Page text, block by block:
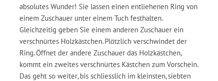
absolutes Wunder! Sie lassen einen entliehenen Ring von
einem Zuschauer unter einem Tuch festhalten.
Gleichzeitig geben Sie einem anderen Zuschauer ein
verschnürtes Holzkästchen. Plötzlich verschwindet der
Ring. Öffnet der andere Zuschauer das Holzkästchen,
kommt ein zweites verschnürtes Kästchen zum Vorschein.
Das geht so weiter, bis schliesslich im kleinsten, siebten